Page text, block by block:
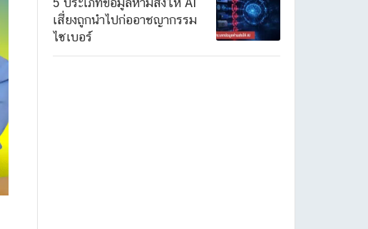
เสี่ยงถูกนำไปก่ออาชญากรรม
ไซเบอร์